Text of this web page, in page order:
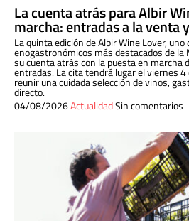
La cuenta atrás para Albir
marcha: entradas a la venta
La quinta edición de Albir Wine Lover,
enogastronómicos más destacados de la
su cuenta atrás con la puesta en marcha
entradas. La cita tendrá lugar el viernes
reunir una cuidada selección de vinos,
directo.
04/08/2026ActualidadSin comentarios